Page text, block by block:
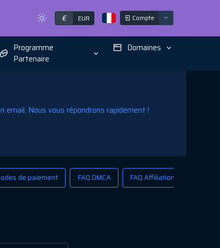
€ EUR Compte
Programme
Partenaire
Domaines
Nous vous répondrons rapidement !
de paiement FAQ DMCA FAQ Affiliation